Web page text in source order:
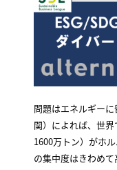
問題はエネルギー
関）によれば、世
1600万トン）がホ
の集中度はきわめて